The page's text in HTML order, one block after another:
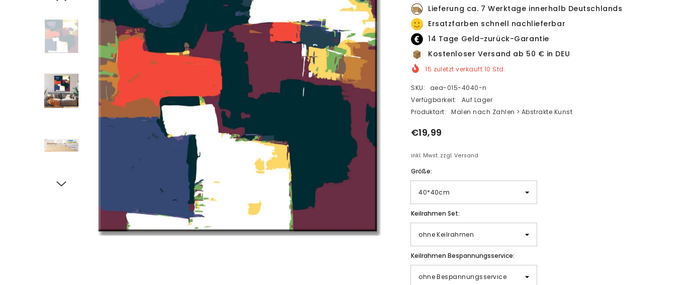
Lieferung ca. 7 Werktage innerhalb Deutschlands
Ersatzfarben schnell nachlieferbar
14 Tage Geld-zurück-Garantie
Kostenloser Versand ab 50 € in DEU
15 zuletzt verkauft 10 Std.
SKU:
aea-015-4040-n
Verfügbarkeit:
Auf Lager
Produktart:
Malen nach Zahlen > Abstrakte Kunst
€19,99
inkl. Mwst. zzgl. Versand
Größe:
Keilrahmen Set:
Keilrahmen Bespannungsservice: